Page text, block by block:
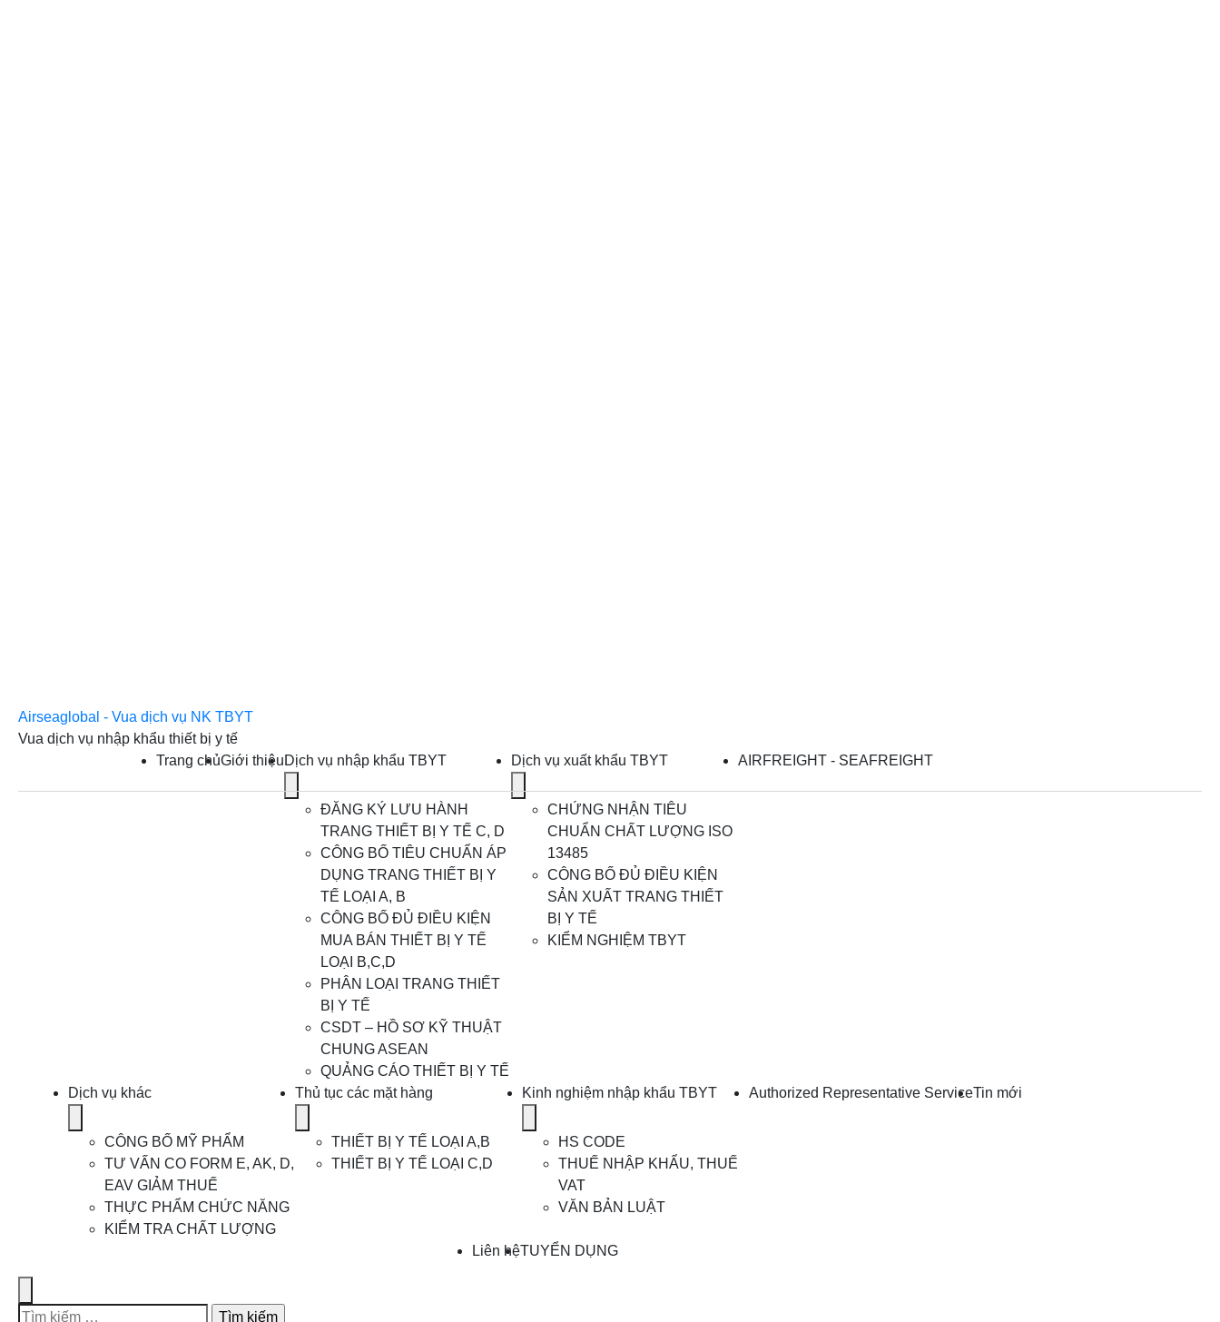
Airseaglobal - Vua dịch vụ NK TBYT
Vua dịch vụ nhập khẩu thiết bị y tế
Trang chủGiới thiệuDịch vụ nhập khẩu TBYT
submenu
Dịch
nhập
khẩu
TBYT
ĐĂNG KÝ LƯU HÀNH
TRANG THIẾT BỊ Y TẾ C, D
CÔNG BỐ TIÊU CHUẨN ÁP
DỤNG TRANG THIẾT BỊ Y
TẾ LOẠI A, B
CÔNG BỐ ĐỦ ĐIỀU KIỆN
MUA BÁN THIẾT BỊ Y TẾ
LOẠI B,C,D
PHÂN LOẠI TRANG THIẾT
BỊ Y TẾ
CSDT – HỒ SƠ KỸ THUẬT
CHUNG ASEAN
QUẢNG CÁO THIẾT BỊ Y TẾ
Dịch vụ xuất khẩu TBYT
submenu
vụ
khẩu
TBYT
CHỨNG NHẬN TIÊU
CHUẨN CHẤT LƯỢNG ISO
13485
CÔNG BỐ ĐỦ ĐIỀU KIỆN
SẢN XUẤT TRANG THIẾT
BỊ Y TẾ
KIỂM NGHIỆM TBYT
AIRFREIGHT - SEAFREIGHT
Dịch vụ khác
submenu
for
vụ
khác
CÔNG BỐ MỸ PHẨM
TƯ VẤN CO FORM E, AK, D,
EAV GIẢM THUẾ
THỰC PHẨM CHỨC NĂNG
KIỂM TRA CHẤT LƯỢNG
Thủ tục các mặt hàng
submenu
for
THIẾT BỊ Y TẾ LOẠI A,B
THIẾT BỊ Y TẾ LOẠI C,D
Kinh nghiệm nhập khẩu TBYT
submenu
for
nghiệm
khẩu
HS CODE
THUẾ NHẬP KHẨU, THUẾ
VAT
VĂN BẢN LUẬT
Authorized Representative ServiceTin mới
Liên hệTUYỂN DỤNG
Tìm